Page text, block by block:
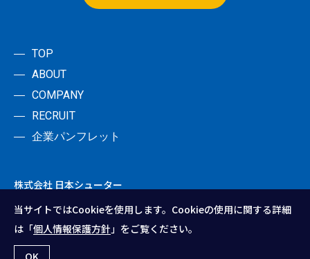
TOP
ABOUT
COMPANY
RECRUIT
企業パンフレット
株式会社 日本シューター
当サイトではCookieを使用します。Cookieの使用に関する詳細
は「個人情報保護方針」をご覧ください。
OK